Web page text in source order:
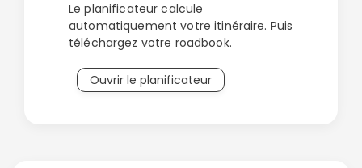
Le planificateur calcule
automatiquement votre itinéraire. Puis
téléchargez votre roadbook.
Ouvrir le planificateur